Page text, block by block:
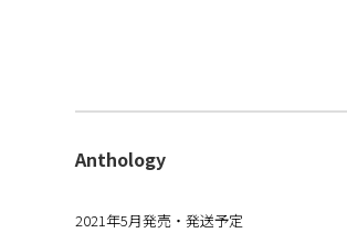
Anthology
2021年5月発売・発送予定